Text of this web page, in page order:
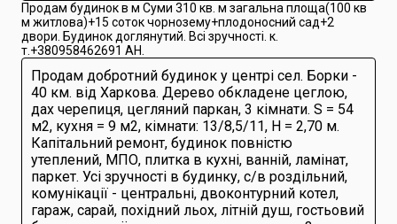
Продам будинок в м Суми 310 кв. м загальна площа(100 кв
м житлова)+15 соток чорнозему+плодоносний сад+2
двори. Будинок доглянутий. Всі зручності. к.
т.+380958462691 АН.
Продам добротний будинок у центрі сел. Борки -
40 км. від Харкова. Дерево обкладене цеглою,
дах черепиця, цегляний паркан, 3 кімнати. S = 54
м2, кухня = 9 м2, кімнати: 13/8,5/11, H = 2,70 м.
Капітальний ремонт, будинок повністю
утеплений, МПО, плитка в кухні, ванній, ламінат,
паркет. Усі зручності в будинку, с/в роздільний,
комунікації - центральні, двоконтурний котел,
гараж, сарай, похідний льох, літній душ, гостьовий